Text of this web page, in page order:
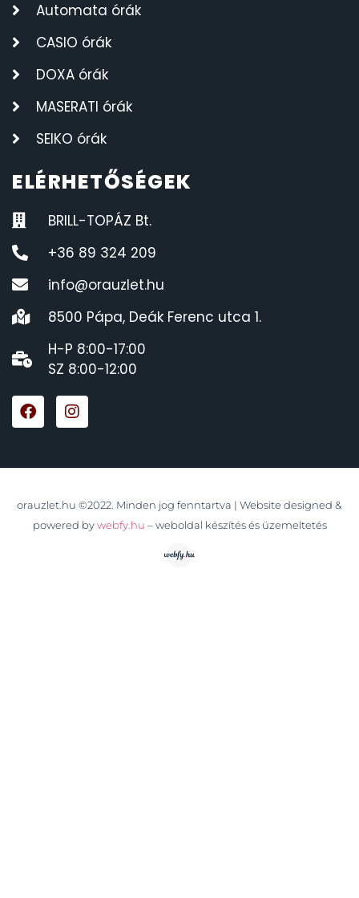
Automata órák
CASIO órák
DOXA órák
MASERATI órák
SEIKO órák
ELÉRHETŐSÉGEK
BRILL-TOPÁZ Bt.
+36 89 324 209
info@orauzlet.hu
8500 Pápa, Deák Ferenc utca 1.
H-P 8:00-17:00
SZ 8:00-12:00
orauzlet.hu ©2022. Minden jog fenntartva | Website designed &
powered by webfy.hu – weboldal készítés és üzemeltetés